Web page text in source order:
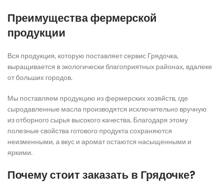
Преимущества фермерской
продукции
Вся продукция, которую поставляет сервис Грядочка,
выращивается в экологически благоприятных районах, вдалеке
от больших городов.
Мы поставляем продукцию из фермерских хозяйств, где
сыродавленные масла производятся исключительно вручную
из отборного сырья высокого качества. Благодаря этому
полезные свойства готового продукта сохраняются
неизменными, а вкус и аромат остаются насыщенными и
яркими.
Почему стоит заказать в Грядочке?